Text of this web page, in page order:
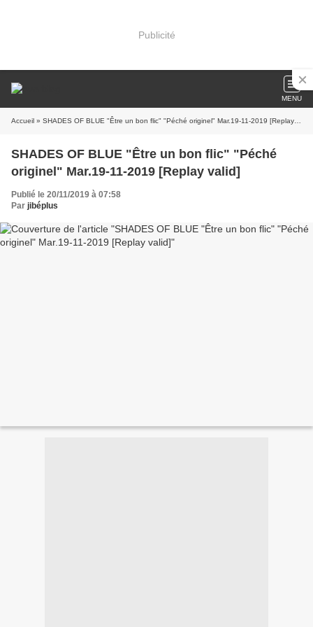
Publicité
MENU
Accueil » SHADES OF BLUE "Être un bon flic" "Péché originel" Mar.19-11-2019 [Replay valid]
SHADES OF BLUE "Être un bon flic" "Péché
originel" Mar.19-11-2019 [Replay valid]
Publié le 20/11/2019 à 07:58
Par jibéplus